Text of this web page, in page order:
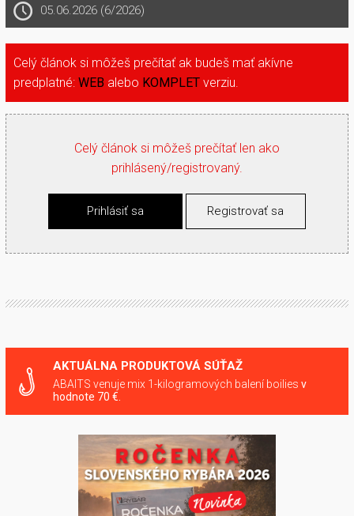
05.06.2026 (6/2026)
Celý článok si môžeš prečítať ak budeš mať akívne
predplatné: WEB alebo KOMPLETverziu.
Celý článok si môžeš prečítať len ako
prihlásený/registrovaný.
Prihlásiť sa Registrovať sa
AKTUÁLNA PRODUKTOVÁ SÚŤAŽ
ABAITS venuje mix 1-kilogramových balení boilies v
hodnote 70 €.